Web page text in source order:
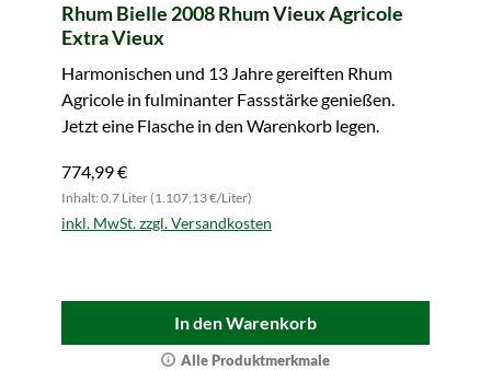
Rhum Bielle 2008 Rhum Vieux Agricole
Extra Vieux
Harmonischen und 13 Jahre gereiften Rhum
Agricole in fulminanter Fassstärke genießen.
Jetzt eine Flasche in den Warenkorb legen.
774,99 €
Inhalt: 0.7 Liter (1.107,13 €/Liter)
inkl. MwSt. zzgl. Versandkosten
In den Warenkorb
Alle Produktmerkmale